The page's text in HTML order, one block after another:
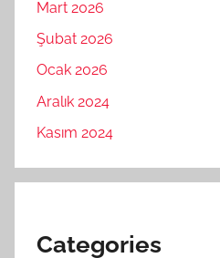
Mart 2026
Şubat 2026
Ocak 2026
Aralık 2024
Kasım 2024
Categories